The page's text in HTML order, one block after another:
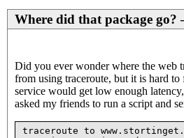
Where did that package
Did you ever wonder where the web
from using traceroute, but it is hard
service would get low enough
asked my friends to run a script and
traceroute to